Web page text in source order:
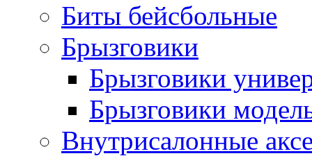
Биты бейсбольные
Брызговики
Брызговики
Брызговики
Внутрисалонные